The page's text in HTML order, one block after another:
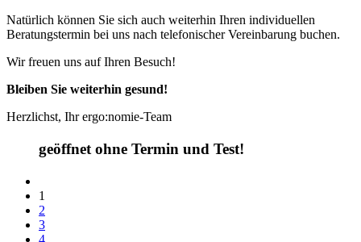
Natürlich können Sie sich auch weiterhin Ihren individuellen
Beratungstermin bei uns nach telefonischer Vereinbarung buchen.
Wir freuen uns auf Ihren Besuch!
Bleiben Sie weiterhin gesund!
Herzlichst, Ihr ergo:nomie-Team
geöffnet ohne Termin und Test!
1
2
3
4